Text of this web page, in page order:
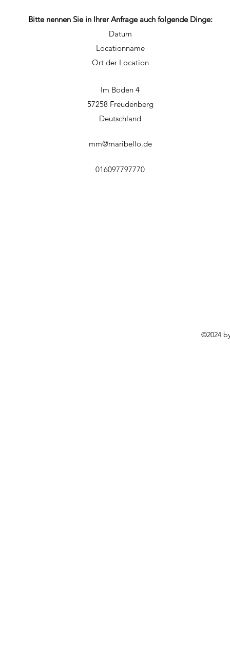
Bitte nennen Sie in Ihrer Anfrage auch folgende Dinge:
Datum
Locationname
Ort der Location
Im Boden 4
57258 Freudenberg
Deutschland
mm@maribello.de
016097797770
©2024